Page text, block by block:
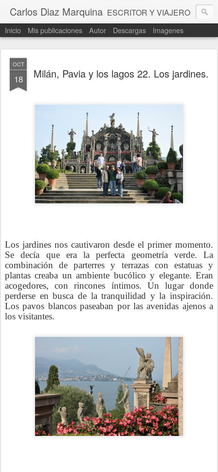
Carlos Diaz Marquina ESCRITOR Y VIAJERO
Inicio Mis publicaciones Autor Descargas Imagenes
OCT
18 Milán, Pavia y los lagos 22. Los jardines.
Los jardines nos cautivaron desde el primer momento.
Se decía que era la perfecta geometría verde. La
combinación de parterres y terrazas con estatuas y
plantas creaba un ambiente bucólico y elegante. Eran
acogedores, con rincones íntimos. Un lugar donde
perderse en busca de la tranquilidad y la inspiración.
Los pavos blancos paseaban por las avenidas ajenos a
los visitantes.